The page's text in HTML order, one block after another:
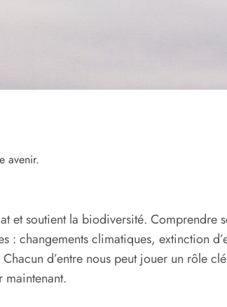
avenir.
et soutient la biodiversité. Comprendre
: changements climatiques, extinction
d’entre nous peut jouer un rôle